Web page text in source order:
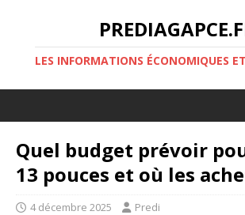
LES INFORMATIONS ÉCONOMIQUES
Quel budget prévoir
13 pouces et où les
4 décembre 2025 Predi